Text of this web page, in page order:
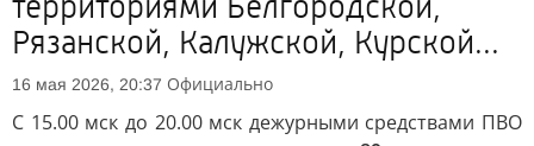
Рязанской, Калужской, Курской...
16 мая 2026, 20:37 Официально
С 15.00 мск до 20.00 мск дежурными средствами ПВО